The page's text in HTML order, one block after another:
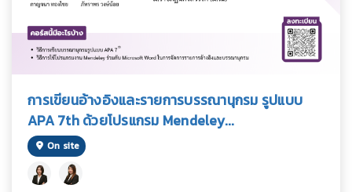
การเขียนอ้างอิงและรายการบรรณานุกรม รูปแบบ
APA 7th ด้วยโปรแกรม Mendeley...
On site